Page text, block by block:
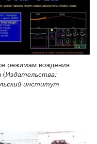
режимам вождения
(Издательства:
институт